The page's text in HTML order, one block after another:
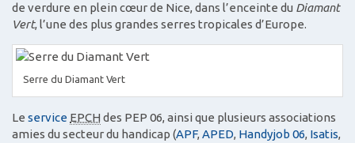
de verdure en plein cœur de Nice, dans l’enceinte du Diamant
Vert, l’une des plus grandes serres tropicales d’Europe.
Serre du Diamant Vert
Le service EPCH des PEP 06, ainsi que plusieurs associations
amies du secteur du handicap (APF, APED, Handyjob 06, Isatis,